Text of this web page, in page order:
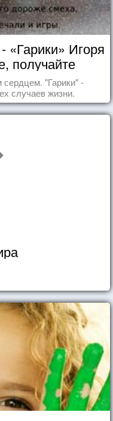
«Гарики» Игоря
получайте
сердцем. "Гарики" -
случаев жизни.